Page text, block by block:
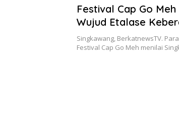
Festival Cap Go
Wujud Etalase
Perpaduan Budaya
Singkawang, BerkatnewsTV.
Festival Cap Go Meh menilai